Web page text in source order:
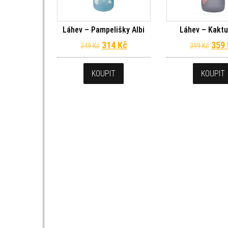
Láhev – Pampelišky Albi
349Kč Původní cena byla: 349 Kč.
314 KčAktuální cena je: 314 Kč.
KOUPIT
Láhev –
399Kč 359
KOUPIT